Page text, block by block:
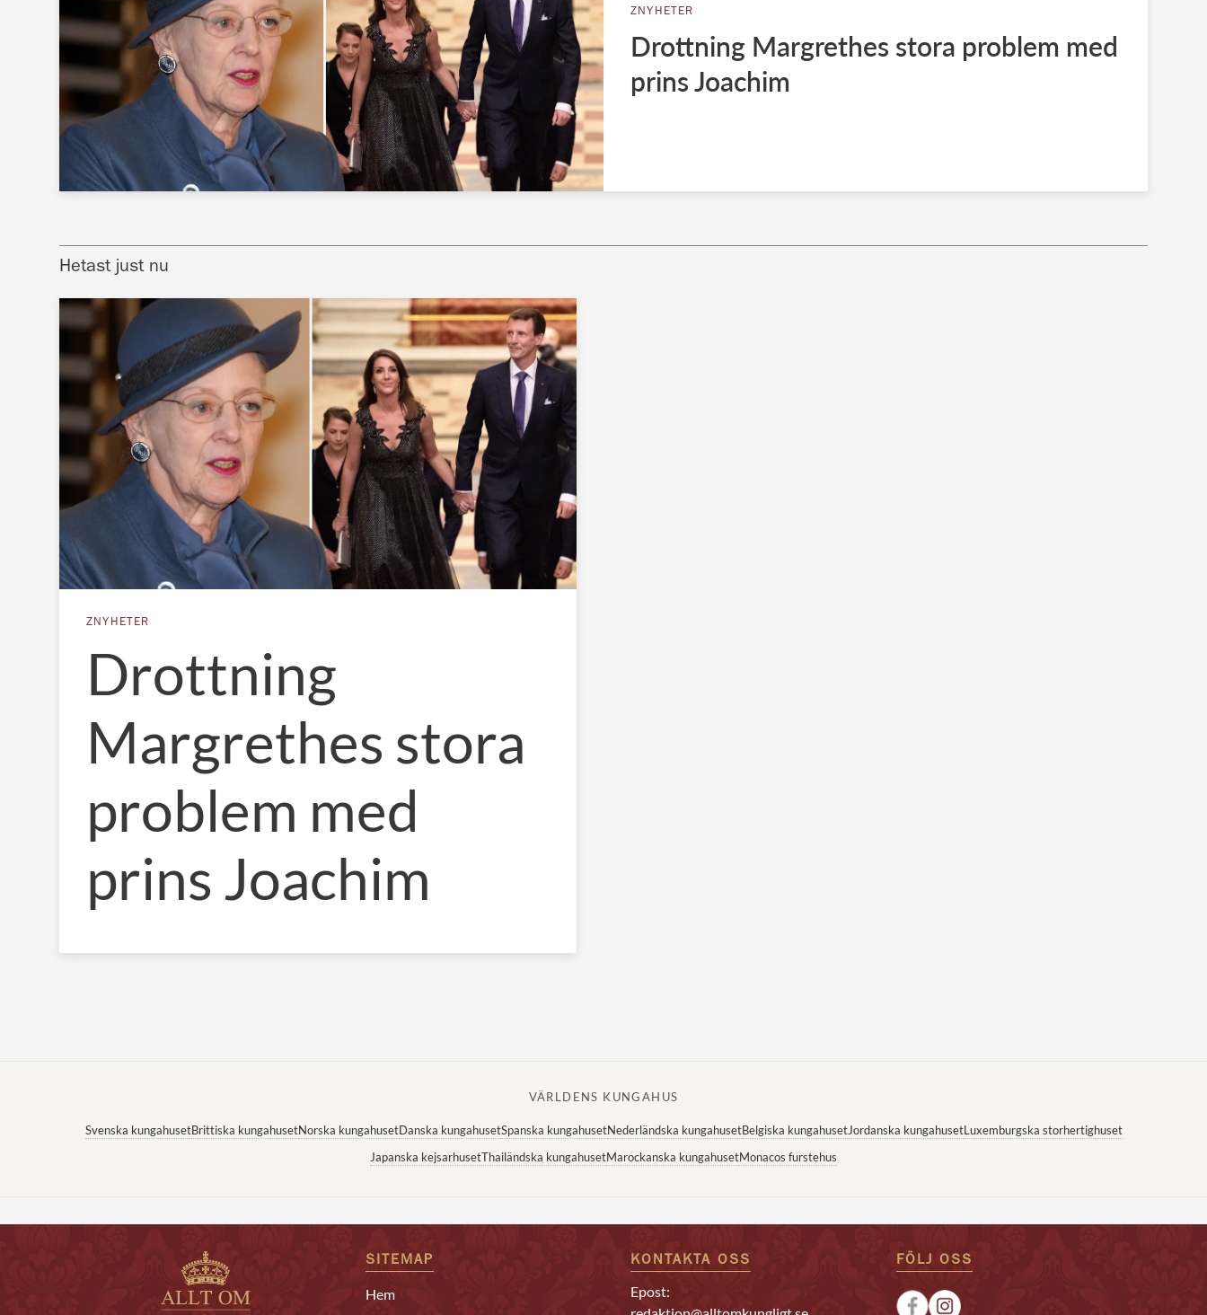
ZNYHETER
Drottning Margrethes stora problem med
prins Joachim
Hetast just nu
ZNYHETER
Drottning
Margrethes stora
problem med
prins Joachim
VÄRLDENS KUNGAHUS
Svenska kungahusetBrittiska kungahusetNorska kungahusetDanska kungahusetSpanska kungahusetNederländska kungahusetBelgiska kungahusetJordanska kungahusetLuxemburgska storhertighuset
Japanska kejsarhusetThailändska kungahusetMarockanska kungahusetMonacos furstehus
SITEMAP
Hem
KONTAKTA OSS
Epost:
FÖLJ OSS